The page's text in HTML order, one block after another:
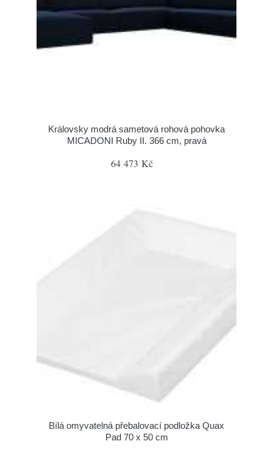
Královsky modrá sametová rohová pohovka
MICADONI Ruby II. 366 cm, pravá
64 473 Kč
Bílá omyvatelná přebalovací podložka Quax
Pad 70 x 50 cm